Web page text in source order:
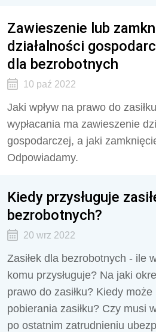
Zawieszenie lub
działalności
dla bezrobotnych
10 paź 2022
Jaki wpływ na prawo do
wypłacania ma zawieszenie
gospodarczej, a jaki
Odpowiadamy.
Kiedy przysługuje
bezrobotnych?
20 wrz 2022
Zasiłek dla bezrobotnych - ile
komu przysługuje? Na jaki
prawo do zasiłku? Kiedy
pobierania zasiłku? Czy musi
po ostatnim zatrudnieniu